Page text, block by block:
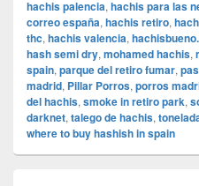
hachis palencia, hachis para las
correo españa, hachis retiro,
thc, hachis valencia,
hash semi dry, mohamed hachis,
spain, parque del retiro fumar,
madrid, Pillar Porros, porros
del hachis, smoke in retiro park,
darknet, talego de hachis,
where to buy hashish in spain